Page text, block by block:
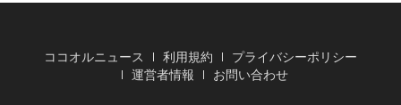
ココオルニュース 利用規約
プライバシーポリシー
運営者情報
お問い合わせ